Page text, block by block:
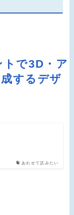
で3D・ア
するデザ
あわせて読みたい